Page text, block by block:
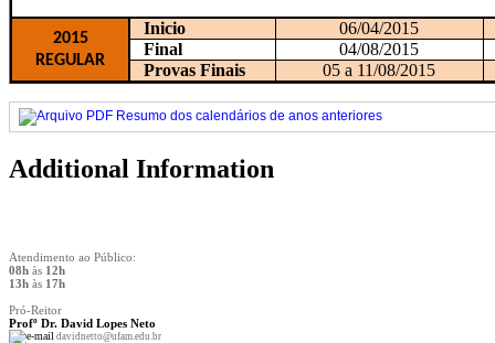
2015
REGULAR
Inicio
06/04/2015
Final
04/08/2015
Provas Finais
05 a 11/08/2015
Resumo dos calendários de anos anteriores
Additional Information
Atendimento ao Público:
08h às 12h
13h às 17h
Pró-Reitor
Profº Dr. David Lopes Neto
davidnetto@ufam.edu.br